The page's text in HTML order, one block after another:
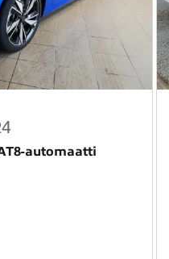
automaatti